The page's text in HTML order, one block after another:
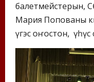
балетмейстерын,
Мария Попованы
үгэс оҥостон,